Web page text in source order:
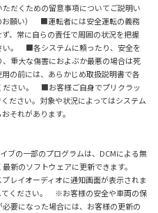
だくための留意事項についてご説明い
お願い） ■運転者には安全運転の義務
、常に自らの責任で周囲の状況を把握
い。 ■各システムに頼ったり、安全を
重大な傷害におよぶか最悪の場合は死
の前には、あらかじめ取扱説明書で各
ださい。 ■お客様ご自身でプリクラッ
ださい。対象や状況によってはシステム
それがあります。
ブの一部のプログラムは、DCMによる無
新のソフトウェアに更新できます。
レイオーディオに通知画面が表示されま
てください。 ※お客様の安全や車両の保
要になった場合には、お客様の更新の